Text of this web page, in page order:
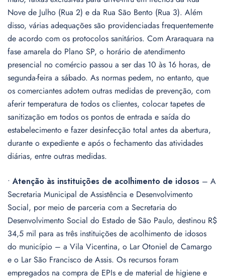
Nove de Julho (Rua 2) e da Rua São Bento (Rua 3). Além
disso, várias adequações são providenciadas frequentemente
de acordo com os protocolos sanitários. Com Araraquara na
fase amarela do Plano SP, o horário de atendimento
presencial no comércio passou a ser das 10 às 16 horas, de
segunda-feira a sábado. As normas pedem, no entanto, que
os comerciantes adotem outras medidas de prevenção, com
aferir temperatura de todos os clientes, colocar tapetes de
sanitização em todos os pontos de entrada e saída do
estabelecimento e fazer desinfecção total antes da abertura,
durante o expediente e após o fechamento das atividades
diárias, entre outras medidas.
•Atenção às instituições de acolhimento de idosos – A
Secretaria Municipal de Assistência e Desenvolvimento
Social, por meio de parceria com a Secretaria do
Desenvolvimento Social do Estado de São Paulo, destinou R$
34,5 mil para as três instituições de acolhimento de idosos
do município – a Vila Vicentina, o Lar Otoniel de Camargo
e o Lar São Francisco de Assis. Os recursos foram
empregados na compra de EPIs e de material de higiene e